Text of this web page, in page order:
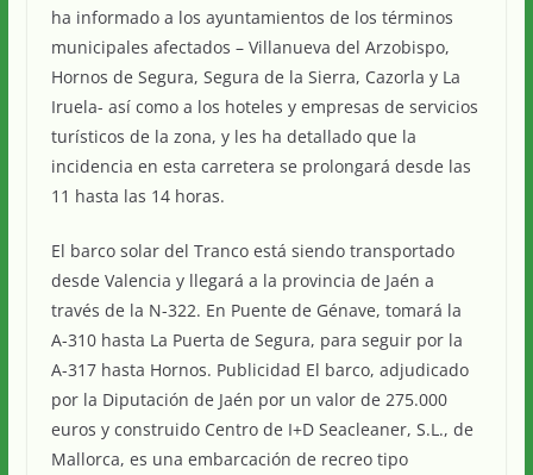
ha informado a los ayuntamientos de los términos
municipales afectados – Villanueva del Arzobispo,
Hornos de Segura, Segura de la Sierra, Cazorla y La
Iruela- así como a los hoteles y empresas de servicios
turísticos de la zona, y les ha detallado que la
incidencia en esta carretera se prolongará desde las
11 hasta las 14 horas.
El barco solar del Tranco está siendo transportado
desde Valencia y llegará a la provincia de Jaén a
través de la N-322. En Puente de Génave, tomará la
A-310 hasta La Puerta de Segura, para seguir por la
A-317 hasta Hornos. Publicidad El barco, adjudicado
por la Diputación de Jaén por un valor de 275.000
euros y construido Centro de I+D Seacleaner, S.L., de
Mallorca, es una embarcación de recreo tipo